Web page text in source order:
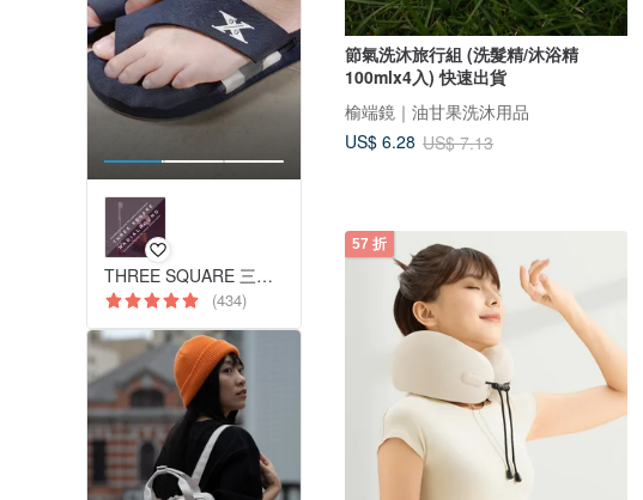
THREE SQUARE 三方字 減塑牙刷 氣墊拖鞋
(434)
節氣洗沐旅行組 (洗髮精/沐浴精
100mlx4入) 快速出貨
榆端鏡｜油甘果洗沐用品
US$ 6.28 US$ 7.13
57 折